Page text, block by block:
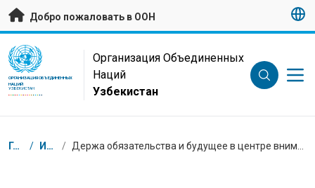
Перейти к основному содержанию
Добро пожаловать в ООН
UN Logo
ОРГАНИЗАЦИЯ ОБЪЕДИНЕННЫХ
НАЦИЙ
УЗБЕКИСТАН
Организация Объединенных
Наций
Узбекистан
Навигационная цепочка
Главная / Истории /